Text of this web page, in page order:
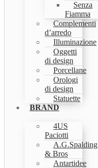
Senza
Fiamma
Complementi
d’arredo
Illuminazione
Oggetti
di design
Porcellane
Orologi
di design
Statuette
BRAND
4US
Paciotti
A.G.Spalding
& Bros
Antartidee